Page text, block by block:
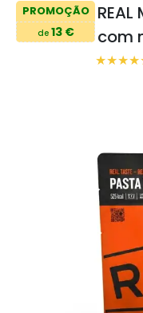
PROMOÇÃO
de13 €
com